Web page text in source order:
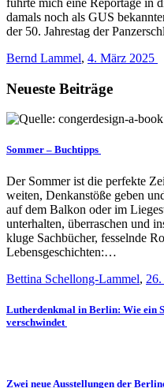
damals noch als GUS
der 50. Jahrestag der
Bernd Lammel, 4. März 2025
Neueste Beiträge
Sommer – Buchtipps
Der Sommer ist die perfekte
weiten, Denkanstöße geben
auf dem Balkon oder im
unterhalten, überraschen und
kluge Sachbücher, fesselnde
Lebensgeschichten:…
Bettina Schellong-Lammel,
Lutherdenkmal in Berlin: Wie ein
verschwindet
Zwei neue Ausstellungen der